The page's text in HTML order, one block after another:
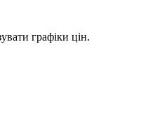
графіки цін.